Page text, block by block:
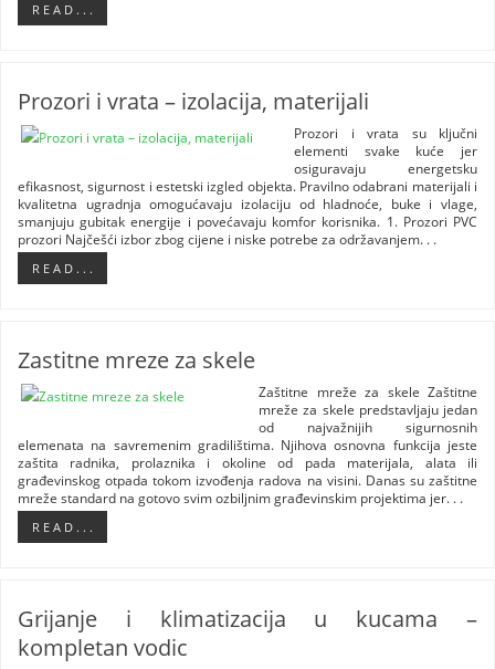
R E A D . . .
Prozori i vrata – izolacija, materijali
Prozori i vrata su ključni
elementi svake kuće jer
osiguravaju energetsku
efikasnost, sigurnost i estetski izgled objekta. Pravilno odabrani materijali i
kvalitetna ugradnja omogućavaju izolaciju od hladnoće, buke i vlage,
smanjuju gubitak energije i povećavaju komfor korisnika. 1. Prozori PVC
prozori Najčešći izbor zbog cijene i niske potrebe za održavanjem. . .
R E A D . . .
Zastitne mreze za skele
Zaštitne mreže za skele Zaštitne
mreže za skele predstavljaju jedan
od najvažnijih sigurnosnih
elemenata na savremenim gradilištima. Njihova osnovna funkcija jeste
zaštita radnika, prolaznika i okoline od pada materijala, alata ili
građevinskog otpada tokom izvođenja radova na visini. Danas su zaštitne
mreže standard na gotovo svim ozbiljnim građevinskim projektima jer. . .
R E A D . . .
Grijanje i klimatizacija u kucama –
kompletan vodic